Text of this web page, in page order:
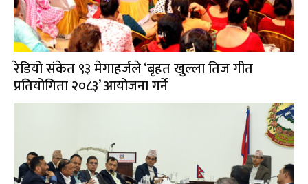
रेडियो संकेत ९३ मेगाहर्जले ‘बृहत खुल्ला तिज गीत
प्रतियोगिता २०८३’ आयोजना गर्ने